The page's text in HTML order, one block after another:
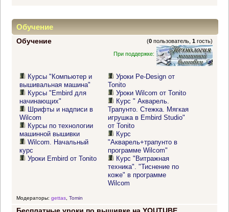
Обучение
Обучение (0 пользователь,1 гость)
При поддержке:
Курсы "Компьютер и
вышивальная машина"
Курсы "Embird для
начинающих"
Шрифты и надписи в
Wilcom
Курсы по технологии
машинной вышивки
Wilcom. Начальный
курс
Уроки Embird от Tonito
Уроки Pe-Design от
Tonito
Уроки Wilcom от Tonito
Курс " Акварель.
Трапунто. Стежка. Мягкая
игрушка в Embird Studio"
от Tonito
Курс
"Акварель+трапунто в
программе Wilcom"
Курс "Витражная
техника". "Тиснение по
коже" в программе
Wilcom
Модераторы: gettas, Tomin